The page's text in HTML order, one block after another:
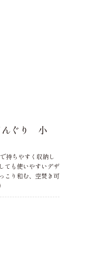
んぐり 小
持ちやすく収納し
ても使いやすいデザ
こり和む、空焚き可